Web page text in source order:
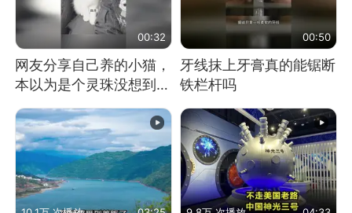
00:32
网友分享自己养的小猫，
本以为是个灵珠没想到是
00:50
牙线抹上牙膏真的能锯断
铁栏杆吗